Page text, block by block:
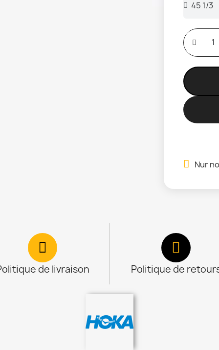
Nur
de livraison Politique de